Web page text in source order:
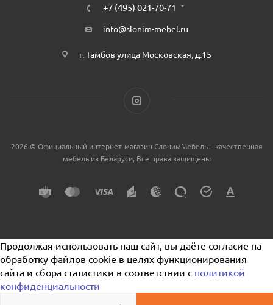
+7 (495) 021-70-71
info@slonim-mebel.ru
г. Тамбов улица Московская, д.15
2026 © Официальный интернет-магазин СлонимМебель – качественная
мебель из Беларуси, Все права защищены
Продолжая использовать наш сайт, вы даёте согласие на
обработку файлов cookie в целях функционирования
сайта и сбора статистики в соответствии с политикой
конфиденциальности